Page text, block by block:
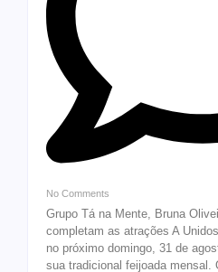
No Comments
Grupo Tá na Mente, Bruna
completam as atrações A
no próximo domingo, 31 de
sua tradicional feijoada mensal.